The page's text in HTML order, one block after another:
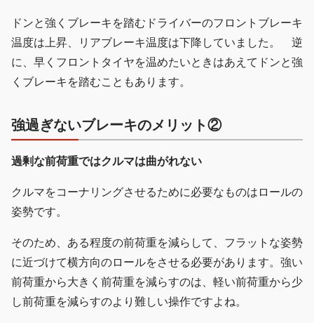
ドンと強くブレーキを踏むドライバーのフロントブレーキ
温度は上昇、リアブレーキ温度は下降していました。 逆
に、早くフロントタイヤを温めたいときはあえてドンと強
くブレーキを踏むこともあります。
強過ぎないブレーキのメリット②
過剰な前荷重ではクルマは曲がれない
クルマをコーナリングさせるために必要なものはロールの
姿勢です。
そのため、ある程度の前荷重を減らして、フラットな姿勢
に近づけて横方向のロールをさせる必要があります。強い
前荷重から大きく前荷重を減らすのは、軽い前荷重から少
し前荷重を減らすのより難しい操作ですよね。